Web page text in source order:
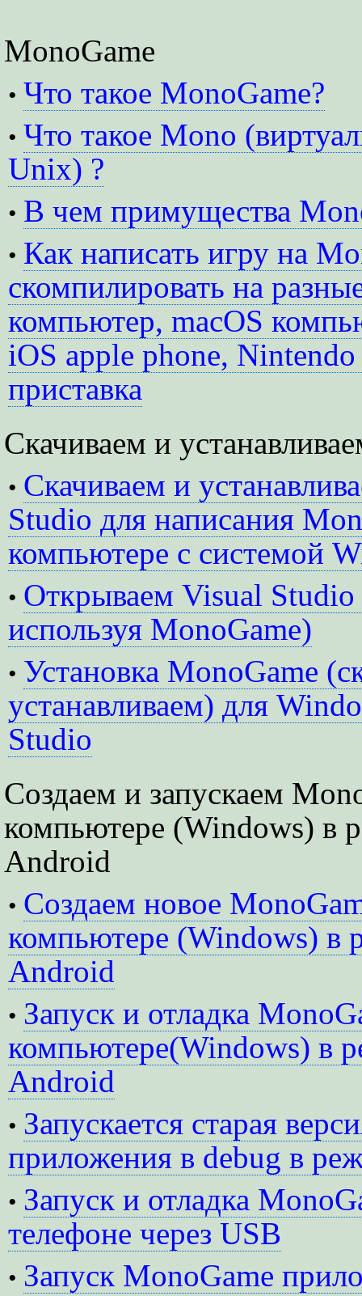
MonoGame
• Что такое MonoGame?
• Что такое Mono
Unix) ?
• В чем примущества
• Как написать игру на
скомпилировать на
компьютер, macOS
iOS apple phone,
приставка
Скачиваем и
• Скачиваем и
Studio для написания
компьютере с системой
• Открываем Visual Studio
используя MonoGame)
• Установка MonoGame
устанавливаем) для
Studio
Создаем и запускаем
компьютере (Windows) в
Android
• Создаем новое
компьютере (Windows) в
Android
• Запуск и отладка
компьютере(Windows) в
Android
• Запускается старая
приложения в debug в
• Запуск и отладка
телефоне через USB
• Запуск MonoGame